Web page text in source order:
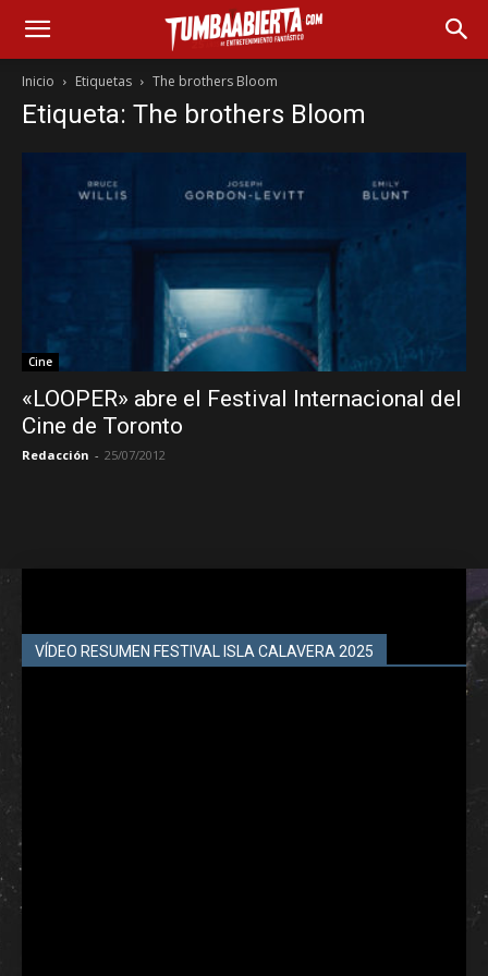
Inicio Etiquetas The brothers Bloom
Etiqueta: The brothers Bloom
Cine
«LOOPER» abre el Festival Internacional del
Cine de Toronto
Redacción - 25/07/2012
VÍDEO RESUMEN FESTIVAL ISLA CALAVERA 2025